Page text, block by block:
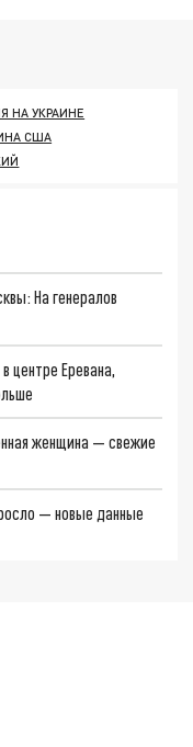
НА УКРАИНЕ
США
На генералов
центре Еревана,
женщина — свежие
— новые данные